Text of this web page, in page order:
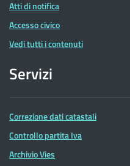
Atti di notifica
Accesso civico
Vedi tutti i contenuti
Servizi
Correzione dati catastali
Controllo partita Iva
Archivio Vies